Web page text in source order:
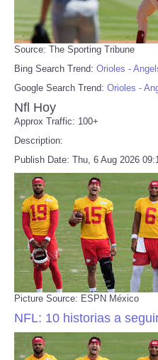
Source: The Sporting Tribune
Bing Search Trend: Orioles -
Google Search Trend: Orioles -
Nfl Hoy
Approx Traffic: 100+
Description:
Publish Date: Thu, 6 Aug 2026
Picture Source: ESPN México
NFL: 10 historias a